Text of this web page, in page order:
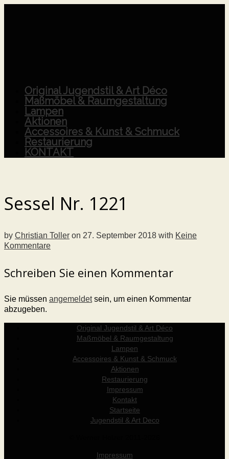
Original Jugendstil & Art Déco
Maßmöbel & Raumgestaltung
Lampen
Aktionen
Accessoires & Kunst & Schmuck
Restaurierung
KONTAKT
Sessel Nr. 1221
by Christian Toller on 27. September 2018 with Keine
Kommentare
Schreiben Sie einen Kommentar
Sie müssen angemeldetsein, um einen Kommentar
abzugeben.
Original Jugendstil & Art Déco
Maßmöbel & Raumgestaltung
Lampen
Accessoires & Kunst & Schmuck
Aktionen
Restaurierung
Impressum
Kontakt
Startseite
Jugendstil & Art Deco
Impressum